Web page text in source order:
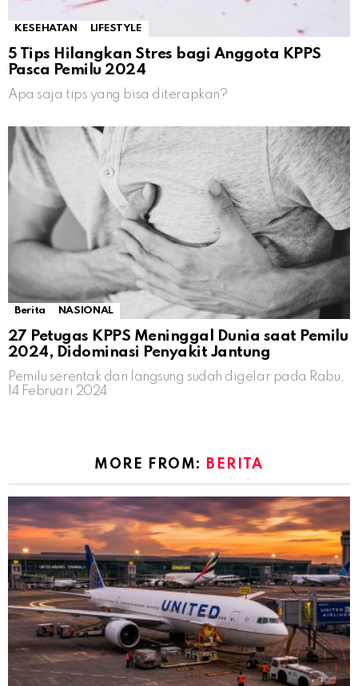
KESEHATAN LIFESTYLE
5 Tips Hilangkan Stres bagi Anggota KPPS
Pasca Pemilu 2024
Apa saja tips yang bisa diterapkan?
Berita NASIONAL
27 Petugas KPPS Meninggal Dunia saat Pemilu
2024, Didominasi Penyakit Jantung
Pemilu serentak dan langsung sudah digelar pada Rabu,
14 Februari 2024
MORE FROM: BERITA